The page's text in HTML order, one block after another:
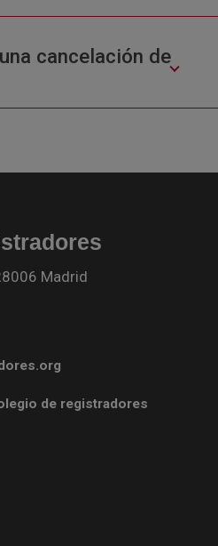
cancelación de
Madrid
de registradores
(abre en ventana nueva)
(abre en ventana nueva)